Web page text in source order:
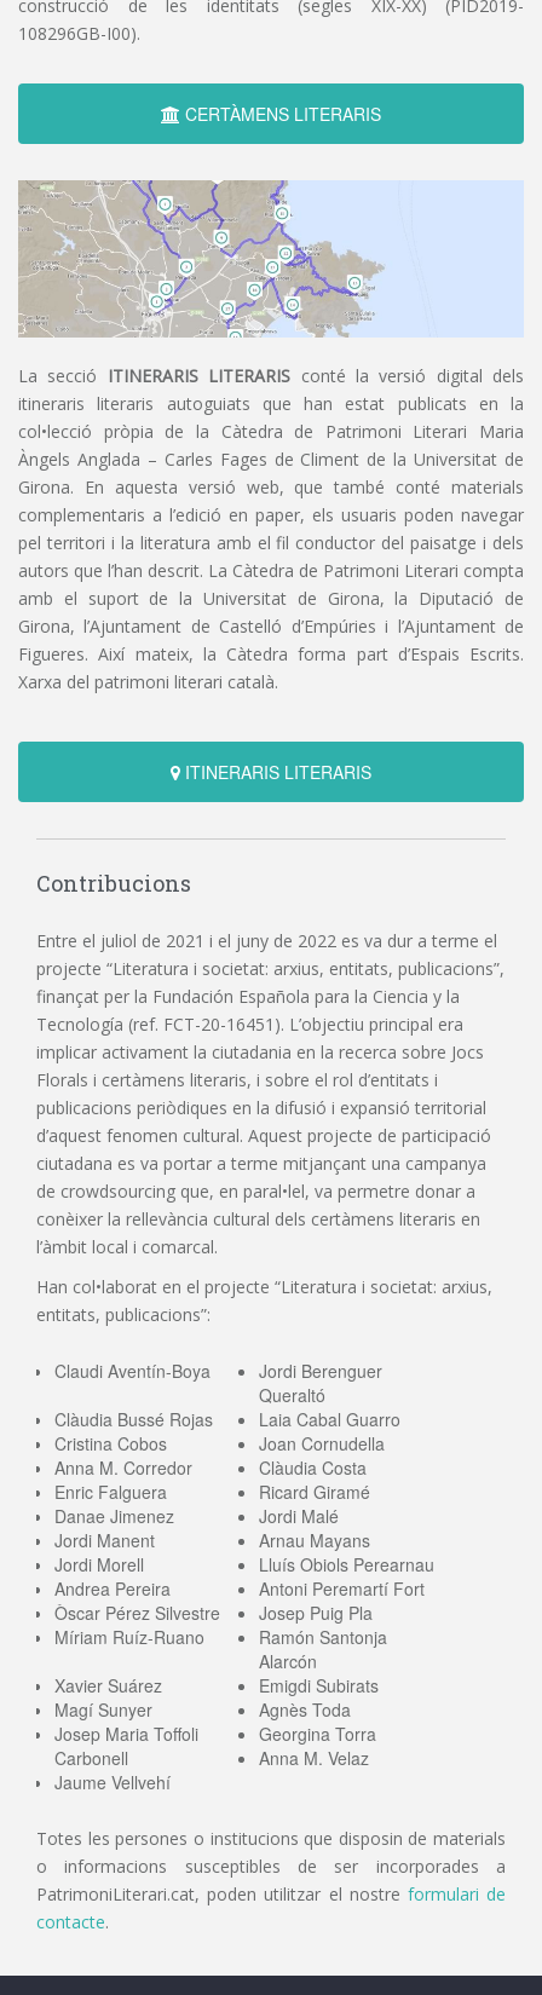
construcció de les identitats (segles XIX-XX) (PID2019-
108296GB-I00).
CERTÀMENS LITERARIS
La secció ITINERARIS LITERARIS conté la versió digital dels
itineraris literaris autoguiats que han estat publicats en la
col•lecció pròpia de la Càtedra de Patrimoni Literari Maria
Àngels Anglada – Carles Fages de Climent de la Universitat de
Girona. En aquesta versió web, que també conté materials
complementaris a l’edició en paper, els usuaris poden navegar
pel territori i la literatura amb el fil conductor del paisatge i dels
autors que l’han descrit. La Càtedra de Patrimoni Literari compta
amb el suport de la Universitat de Girona, la Diputació de
Girona, l’Ajuntament de Castelló d’Empúries i l’Ajuntament de
Figueres. Així mateix, la Càtedra forma part d’Espais Escrits.
Xarxa del patrimoni literari català.
ITINERARIS LITERARIS
Contribucions
Entre el juliol de 2021 i el juny de 2022 es va dur a terme el
projecte “Literatura i societat: arxius, entitats, publicacions”,
finançat per la Fundación Española para la Ciencia y la
Tecnología (ref. FCT-20-16451). L’objectiu principal era
implicar activament la ciutadania en la recerca sobre Jocs
Florals i certàmens literaris, i sobre el rol d’entitats i
publicacions periòdiques en la difusió i expansió territorial
d’aquest fenomen cultural. Aquest projecte de participació
ciutadana es va portar a terme mitjançant una campanya
de crowdsourcing que, en paral•lel, va permetre donar a
conèixer la rellevància cultural dels certàmens literaris en
l’àmbit local i comarcal.
Han col•laborat en el projecte “Literatura i societat: arxius,
entitats, publicacions”:
Claudi Aventín-Boya
Jordi Berenguer
Queraltó
Clàudia Bussé Rojas
Laia Cabal Guarro
Cristina Cobos
Joan Cornudella
Anna M. Corredor
Clàudia Costa
Enric Falguera
Ricard Giramé
Danae Jimenez
Jordi Malé
Jordi Manent
Arnau Mayans
Jordi Morell
Lluís Obiols Perearnau
Andrea Pereira
Antoni Peremartí Fort
Òscar Pérez Silvestre
Josep Puig Pla
Míriam Ruíz-Ruano
Ramón Santonja
Alarcón
Xavier Suárez
Emigdi Subirats
Magí Sunyer
Agnès Toda
Josep Maria Toffoli
Carbonell
Georgina Torra
Anna M. Velaz
Jaume Vellvehí
Totes les persones o institucions que disposin de materials
o informacions susceptibles de ser incorporades a
PatrimoniLiterari.cat, poden utilitzar el nostre formulari de
contacte.